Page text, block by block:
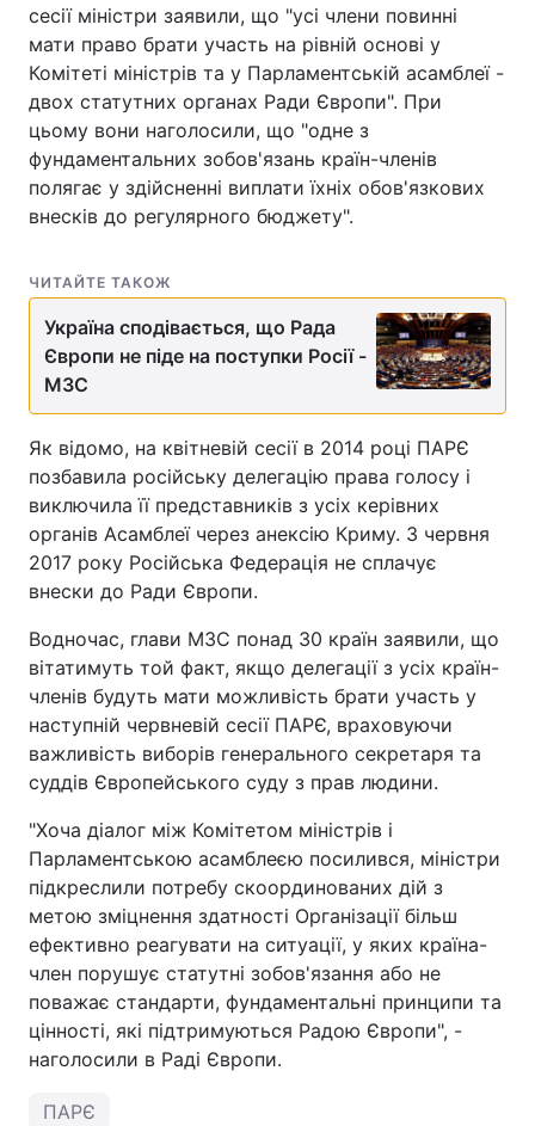
сесії міністри заявили, що "усі члени повинні
мати право брати участь на рівній основі у
Комітеті міністрів та у Парламентській асамблеї -
двох статутних органах Ради Європи". При
цьому вони наголосили, що "одне з
фундаментальних зобов'язань країн-членів
полягає у здійсненні виплати їхніх обов'язкових
внесків до регулярного бюджету".
ЧИТАЙТЕ ТАКОЖ
Україна сподівається, що Рада
Європи не піде на поступки Росії -
МЗС
Як відомо, на квітневій сесії в 2014 році ПАРЄ
позбавила російську делегацію права голосу і
виключила її представників з усіх керівних
органів Асамблеї через анексію Криму. З червня
2017 року Російська Федерація не сплачує
внески до Ради Європи.
Водночас, глави МЗС понад 30 країн заявили, що
вітатимуть той факт, якщо делегації з усіх країн-
членів будуть мати можливість брати участь у
наступній червневій сесії ПАРЄ, враховуючи
важливість виборів генерального секретаря та
суддів Європейського суду з прав людини.
"Хоча діалог між Комітетом міністрів і
Парламентською асамблеєю посилився, міністри
підкреслили потребу скоординованих дій з
метою зміцнення здатності Організації більш
ефективно реагувати на ситуації, у яких країна-
член порушує статутні зобов'язання або не
поважає стандарти, фундаментальні принципи та
цінності, які підтримуються Радою Європи", -
наголосили в Раді Європи.
ПАРЄ